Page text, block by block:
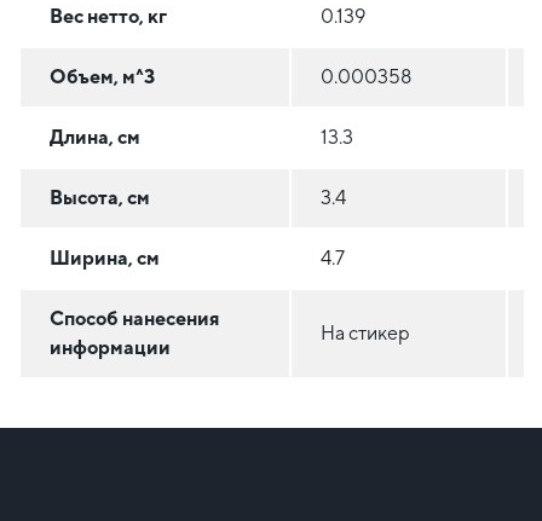
Вес нетто, кг 0.139
Объем, м^3 0.000358
Длина, см 13.3
Высота, см 3.4
Ширина, см 4.7
Способ нанесения
информации
На стикер